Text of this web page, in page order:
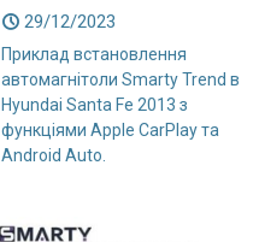
29/12/2023
Приклад встановлення
автомагнітоли Smarty Trend в
Hyundai Santa Fe 2013 з
функціями Apple CarPlay та
Android Auto.